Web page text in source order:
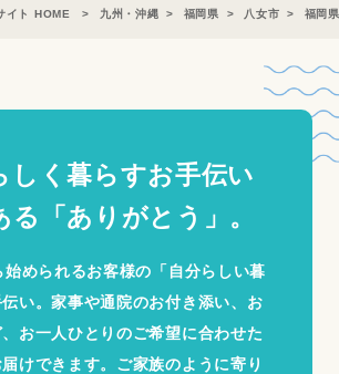
イト HOME 九州・沖縄 福岡県 八女市 福岡
しく暮らすお手伝い
る「ありがとう」。
始められるお客様の「自分らしい暮
い。家事や通院のお付き添い、お
お一人ひとりのご希望に合わせた
けできます。ご家族のように寄り